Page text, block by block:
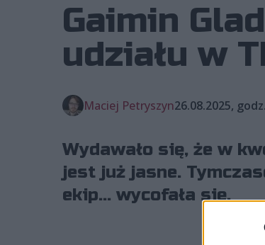
Gaimin
udziału w
Maciej Petryszyn26.08.2025,
Wydawało się, że w
jest już jasne.
ekip... wycofała się.